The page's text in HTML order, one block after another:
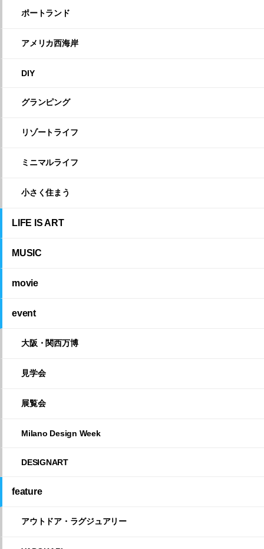
ポートランド
アメリカ西海岸
DIY
グランピング
リゾートライフ
ミニマルライフ
小さく住まう
LIFE IS ART
MUSIC
movie
event
大阪・関西万博
見学会
展覧会
Milano Design Week
DESIGNART
feature
アウトドア・ラグジュアリー